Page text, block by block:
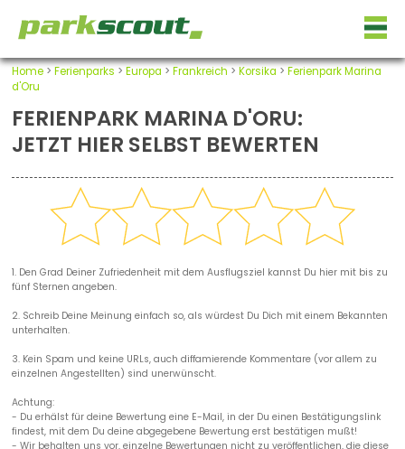
Home> Ferienparks > Europa > Frankreich > Korsika > Ferienpark Marina
d'Oru
FERIENPARK MARINA D'ORU:
JETZT HIER SELBST BEWERTEN
1. Den Grad Deiner Zufriedenheit mit dem Ausflugsziel kannst Du hier mit bis zu
fünf Sternen angeben.
2. Schreib Deine Meinung einfach so, als würdest Du Dich mit einem Bekannten
unterhalten.
3. Kein Spam und keine URLs, auch diffamierende Kommentare (vor allem zu
einzelnen Angestellten) sind unerwünscht.
Achtung:
- Du erhälst für deine Bewertung eine E-Mail, in der Du einen Bestätigungslink
findest, mit dem Du deine abgegebene Bewertung erst bestätigen mußt!
- Wir behalten uns vor, einzelne Bewertungen nicht zu veröffentlichen, die diese